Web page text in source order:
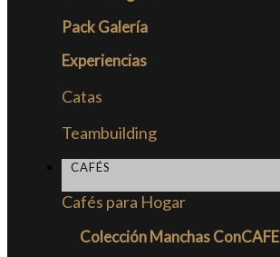
Pack Galería
Experiencias
Catas
Teambuilding
CAFÉS
Cafés para Hogar
Colección Manchas ConCAFE